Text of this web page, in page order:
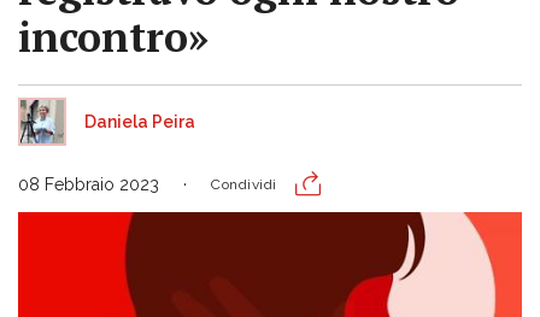
incontro»
Daniela Peira
08 Febbraio 2023 Condividi